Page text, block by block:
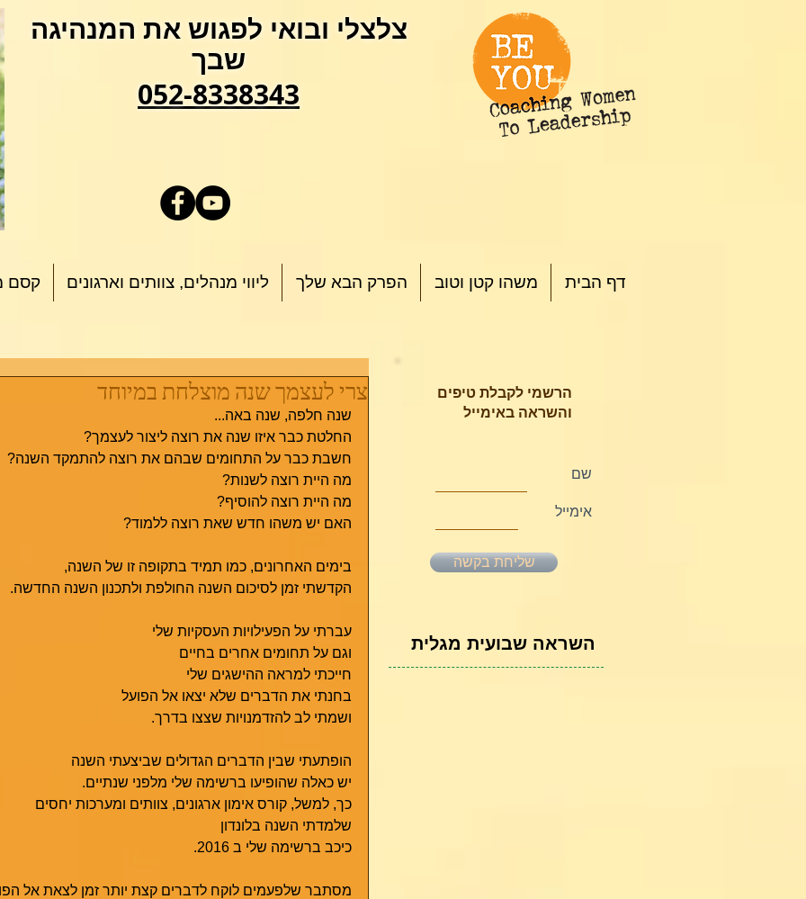
צלצלי ובואי לפגוש את המנהיגה
שבך
052-8338343
דף הבית משהו קטן וטוב הפרק הבא שלך ליווי מנהלים, צוותים וארגונים קסם
צרי לעצמך שנה מוצלחת במיוחד
שנה חלפה, שנה באה...
החלטת כבר איזו שנה את רוצה ליצור לעצמך?
חשבת כבר על התחומים שבהם את רוצה להתמקד השנה?
מה היית רוצה לשנות?
מה היית רוצה להוסיף?
האם יש משהו חדש שאת רוצה ללמוד?
בימים האחרונים, כמו תמיד בתקופה זו של השנה,
הקדשתי זמן לסיכום השנה החולפת ולתכנון השנה החדשה.
עברתי על הפעילויות העסקיות שלי
וגם על תחומים אחרים בחיים
חייכתי למראה ההישגים שלי
בחנתי את הדברים שלא יצאו אל הפועל
ושמתי לב להזדמנויות שצצו בדרך.
הופתעתי שבין הדברים הגדולים שביצעתי השנה
יש כאלה שהופיעו ברשימה שלי מלפני שנתיים.
כך, למשל, קורס אימון ארגונים, צוותים ומערכות יחסים
שלמדתי השנה בלונדון
כיכב ברשימה שלי ב 2016.
מסתבר שלפעמים לוקח לדברים קצת יותר זמן לצאת אל
הרשמי לקבלת טיפים
והשראה באימייל
שם
אימייל
שליחת בקשה
השראה שבועית מגלית